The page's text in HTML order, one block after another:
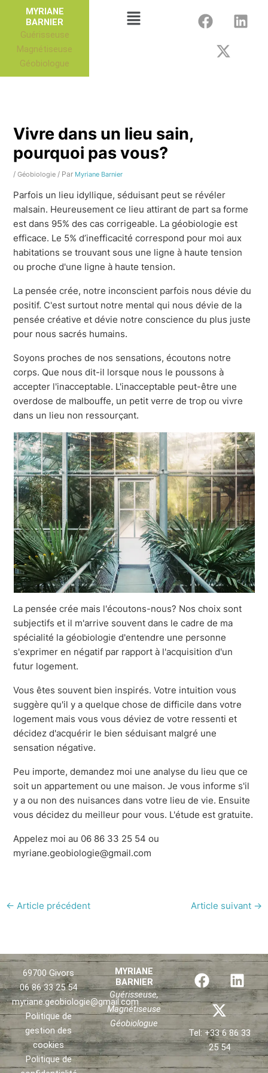
contenu
MYRIANE
BARNIER
Guérisseuse
Magnétiseuse
Géobiologue
Menu
F
a
L
i
t
w
Vivre dans un lieu sain,
pourquoi pas vous?
/Géobiologie / Par Myriane Barnier
Parfois un lieu idyllique, séduisant peut se révéler
malsain. Heureusement ce lieu attirant de part sa forme
est dans 95% des cas corrigeable. La géobiologie est
efficace. Le 5% d’inefficacité correspond pour moi aux
habitations se trouvant sous une ligne à haute tension
ou proche d'une ligne à haute tension.
La pensée crée, notre inconscient parfois nous dévie du
positif. C'est surtout notre mental qui nous dévie de la
pensée créative et dévie notre conscience du plus juste
pour nous sacrés humains.
Soyons proches de nos sensations, écoutons notre
corps. Que nous dit-il lorsque nous le poussons à
accepter l'inacceptable. L'inacceptable peut-être une
overdose de malbouffe, un petit verre de trop ou vivre
dans un lieu non ressourçant.
La pensée crée mais l'écoutons-nous? Nos choix sont
subjectifs et il m'arrive souvent dans le cadre de ma
spécialité la géobiologie d'entendre une personne
s'exprimer en négatif par rapport à l'acquisition d'un
futur logement.
Vous êtes souvent bien inspirés. Votre intuition vous
suggère qu'il y a quelque chose de difficile dans votre
logement mais vous vous déviez de votre ressenti et
décidez d'acquérir le bien séduisant malgré une
sensation négative.
Peu importe, demandez moi une analyse du lieu que ce
soit un appartement ou une maison. Je vous informe s'il
y a ou non des nuisances dans votre lieu de vie. Ensuite
vous décidez du meilleur pour vous. L'étude est gratuite.
Appelez moi au 06 86 33 25 54 ou
myriane.geobiologie@gmail.com
← Article précédent Article suivant →
69700 Givors
06 86 33 25 54
myriane.geobiologie@gmail.com
Politique de
gestion des
cookies
Politique de
MYRIANE
BARNIER
Guérisseuse,
Magnétiseuse
Géobiologue
F
a
c
e
b
o
o
L
i
n
k
e
d
i
X
-
t
w
i
t
t
Tel: +33 6 86 33
25 54